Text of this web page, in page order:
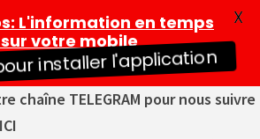
chaîne TELEGRAM pour nous suivre
: L'information en temps
votre mobile
installer l'application
X